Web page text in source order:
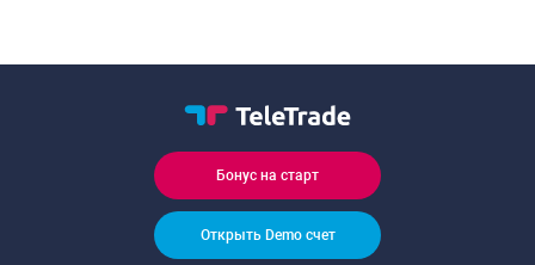
Бонус на старт
Открыть Demo счет